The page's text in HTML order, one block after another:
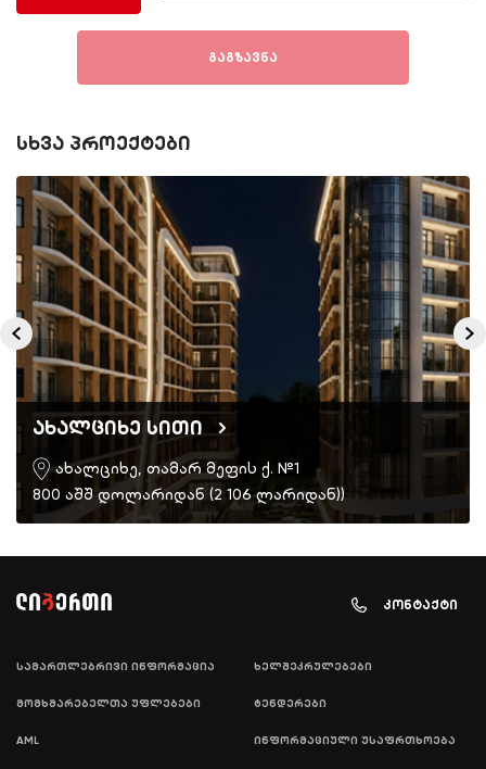
გაგზავნა
სხვა პროექტები
ახალციხე სითი
ახალციხე, თამარ მეფის ქ. №1
800 აშშ დოლარიდან (2 106 ლარიდან))
კონტაქტი
სამართლებრივი ინფორმაცია ხელშეკრულებები
მომხმარებელთა უფლებები ტენდერები
AML ინფორმაციული უსაფრთხოება